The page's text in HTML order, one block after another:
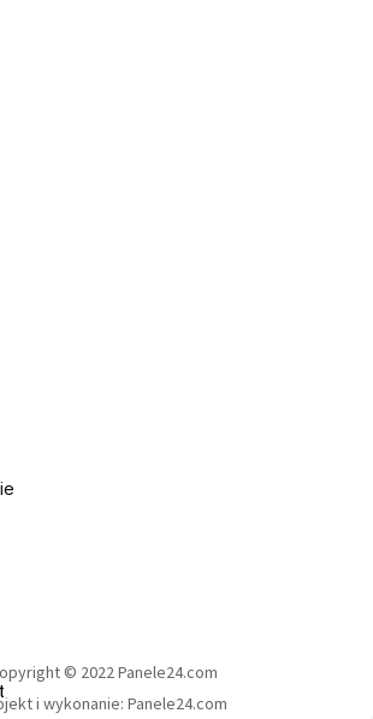
© 2022 Panele24.com
i wykonanie: Panele24.com